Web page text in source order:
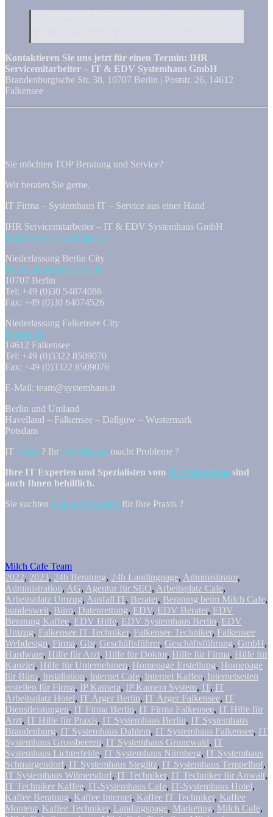
Kontaktieren Sie uns jetzt für einen Termin: IHR
Servicemitarbeiter – IT & EDV Systemhaus GmbH
Brandenburgische Str. 38, 10707 Berlin | Poststr. 26, 14612
Falkensee
Sie möchten TOP Beratung und Service?
Wir beraten Sie gerne.
IT Firma – Systemhaus IT – Service aus einer Hand
IHR Servicemitarbeiter – IT & EDV Systemhaus GmbH
https://www.systemhaus.it
Niederlassung Berlin City
Brandenburgische Str. 38
10707 Berlin
Tel: +49 (0)30 54874086
Fax: +49 (0)30 64074526
Niederlassung Falkensee City
Poststr. 26
14612 Falkensee
Tel: +49 (0)3322 8509070
Fax: +49 (0)3322 8509076
E-Mail: team@systemhaus.it
Berlin und Umland
Havelland – Falkensee – Dallgow – Wustermark
Potsdam
IT Ärger ? Ihr Arbeitsplatz macht Probleme ?
Ihre IT Experten und Spezialisten vom IT-Systemhaus sind
auch Ihnen behilflich.
Sie suchten Online Marketing für Ihre Praxis ?
Milch Cafe Team
2022, 2023, 24h Beratung, 24h Landingpage, Adminisitrator,
Administration, AG, Agentur für SEO, Arbeitsplatz Cafe,
Arbeitsplatz Umzug, Ausfall IT, Berater, Beratung beim Milch Cafe,
bundesweit, Büro, Datenrettung, EDV, EDV Berater, EDV
Beratung Kaffee, EDV Hilfe, EDV Systemhaus Berlin, EDV
Umzug, Falkensee IT Techniker, Falkensee Techniker, Falkensee
Webdesign, Firma, Gbr, Geschäftsführer, Geschäftsführung, GmbH,
Hardware, Hilfe für Arzt, Hilfe für Doktor, Hilfe für Firma, Hilfe für
Kanzlei, Hilfe für Unternehmen, Homepage Erstellung, Homepage
für Büro, Installation, Internet Cafe, Internet Kaffee, Internetseiten
erstellen für Firma, IP Kamera, IP Kamera System, IT, IT
Arbeitsplatz Hotel, IT Ärger Berlin, IT Ärger Falkensee, IT
Dienstleistungen, IT Firma Berlin, IT Firma Falkensee, IT Hilfe für
Arzt, IT Hilfe für Praxis, IT Systemhaus Berlin, IT Systemhaus
Brandenburg, IT Systemhaus Dahlem, IT Systemhaus Falkensee, IT
Systemhaus Grossbeeren, IT Systemhaus Grunewald, IT
Systemhaus Lichterfelde, IT Systemhaus Nürnberg, IT Systemhaus
Schmargendorf, IT Systemhaus Steglitz, IT Systemhaus Tempelhof,
IT Systemhaus Wilmersdorf, IT Techniker, IT Techniker für Anwalt,
IT Techniker Kaffee, IT-Systemhaus Cafe, IT-Systemhaus Hotel,
Kaffee Beratung, Kaffee Internet, Kaffee IT Techniker, Kaffee
Monteur, Kaffee Techniker, Landingspage, Marketing, Milch Cafe,